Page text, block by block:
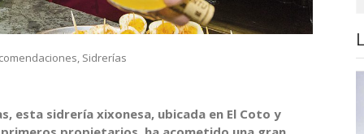
, Sidrerías
esta sidrería xixonesa, ubicada en El Coto y